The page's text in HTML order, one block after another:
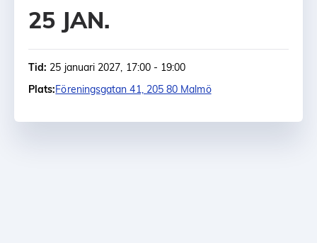
25 JAN.
Tid: 25 januari 2027, 17:00 - 19:00
Plats:Föreningsgatan 41, 205 80 Malmö